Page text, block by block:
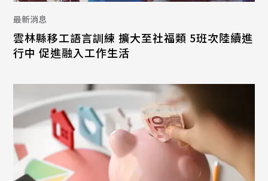
最新消息
雲林縣移工語言訓練 擴大至社福類 5班次陸續進
行中 促進融入工作生活